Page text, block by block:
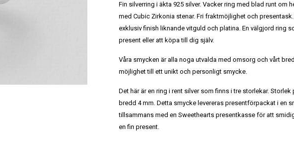
Fin silverring i äkta 925 silver. Vacker ring med blad runt om
med Cubic Zirkonia stenar. Fri fraktmöjlighet och
exklusiv finish liknande vitguld och platina. En välgjord ring
present eller att köpa till dig själv.
Våra smycken är alla noga utvalda med omsorg och vårt
möjlighet till ett unikt och personligt smycke.
Det här är en ring i rent silver som finns i tre storlekar. Storlek
bredd 4 mm. Detta smycke levereras presentförpackat i en
tillsammans med en Sweethearts presentkasse för att
en fin present.